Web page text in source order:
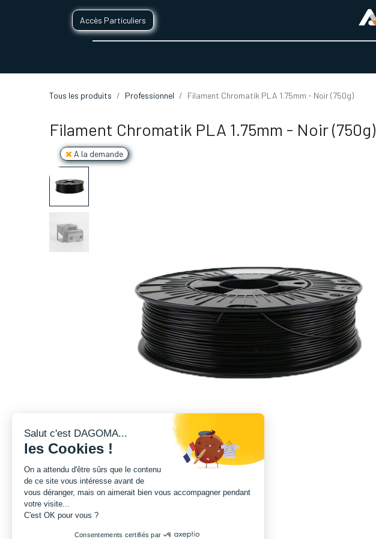
Accès Particuliers
Tous les produits Professionnel Filament Chromatik PLA 1.75mm - Noir (750g)
Filament Chromatik PLA 1.75mm - Noir (750g)
A la demande
Salut c'est DAGOMA...
les Cookies !
On a attendu d'être sûrs que le contenu
de ce site vous intéresse avant de
vous déranger, mais on aimerait bien vous accompagner pendant
votre visite...
C'est OK pour vous ?
Consentements certifiés par